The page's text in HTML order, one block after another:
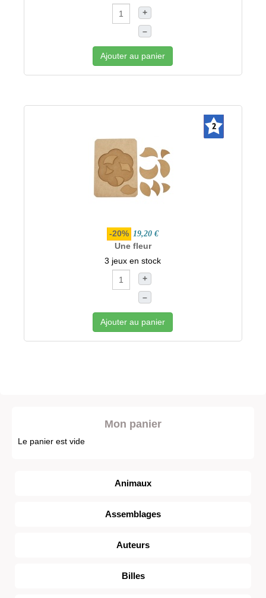
+
–
Ajouter au panier
-20% 19,20 €
Une fleur
3 jeux en stock
+
–
Ajouter au panier
Mon panier
Le panier est vide
Animaux
Assemblages
Auteurs
Billes